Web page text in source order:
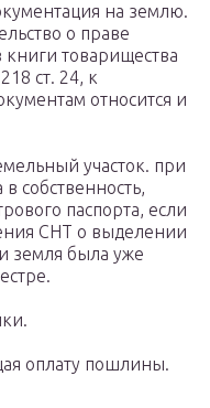
на землю.
о праве
книги товарищества
ст. 24, к
относится и
участок. при
собственность,
паспорта, если
СНТ о выделении
земля была уже
оплату пошлины.